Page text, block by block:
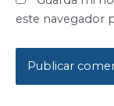
este navegador